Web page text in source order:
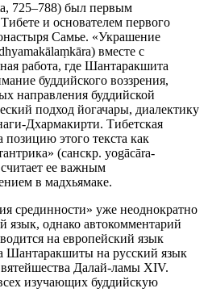
725–788) был первым
и основателем первого
Самье. «Украшение
вместе с
работа, где Шантаракшита
буддийского воззрения,
направления буддийской
подход йогачары, диалектику
Дхармакирти. Тибетская
позицию этого текста как
(санскр. yogācāra-
ее важным
в мадхьямаке.
срединности» уже неоднократно
язык, однако автокомментарий
на европейский язык
Шантаракшиты на русский язык
Далай-ламы XIV.
изучающих буддийскую